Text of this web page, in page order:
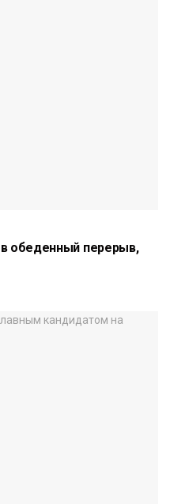
обеденный перерыв,